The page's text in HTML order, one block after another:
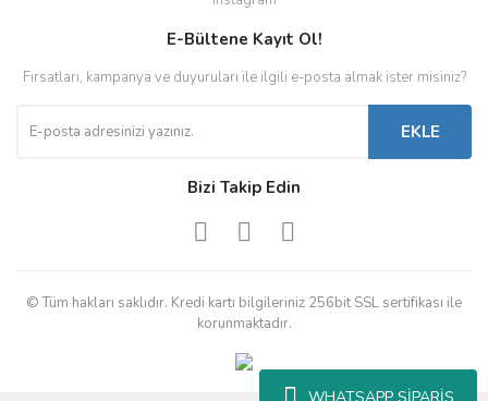
WHATSAPP SİPARİŞ
E-Bültene Kayıt Ol!
Fırsatları, kampanya ve duyuruları ile ilgili e-posta almak ister misiniz?
EKLE
Bizi Takip Edin
© Tüm hakları saklıdır. Kredi kartı bilgileriniz 256bit SSL sertifikası ile
korunmaktadır.